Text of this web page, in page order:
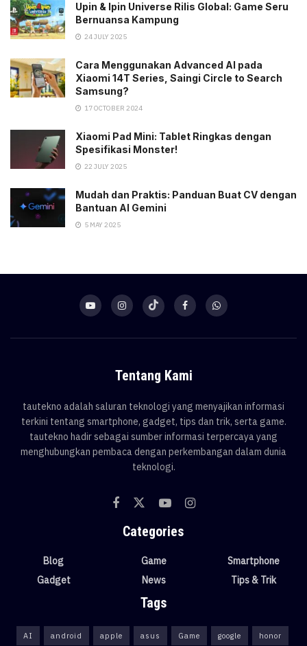
Upin & Ipin Universe Rilis Global: Game Seru
Bernuansa Kampung
24 JULY 2025
Cara Menggunakan Advanced AI pada
Xiaomi 14T Series, Saingi Circle to Search
Samsung?
17 OCTOBER 2024
Xiaomi Pad Mini: Tablet Ringkas dengan
Spesifikasi Monster!
22 JULY 2025
Mudah dan Praktis: Panduan Buat CV dengan
Bantuan AI Gemini
5 MAY 2025
Tentang Kami
tautekno adalah saluran teknologi yang menyajikan informasi
terkini tentang smartphone, gadget, tips dan trik, serta game.
tautekno hadir sebagai sumber informasi terpercaya yang
menghubungkan pembaca dengan perkembangan dalam dunia
teknologi.
Categories
Blog
Gadget
Game
News
Smartphone
Tips & Trik
Tags
AI android apple asus Game google honor